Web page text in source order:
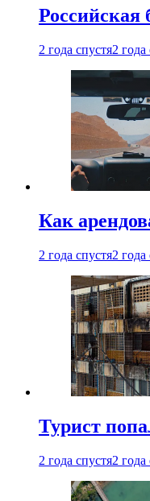
Российская
2 года спустя2 года
Как
2 года спустя2 года
Турист
2 года спустя2 года